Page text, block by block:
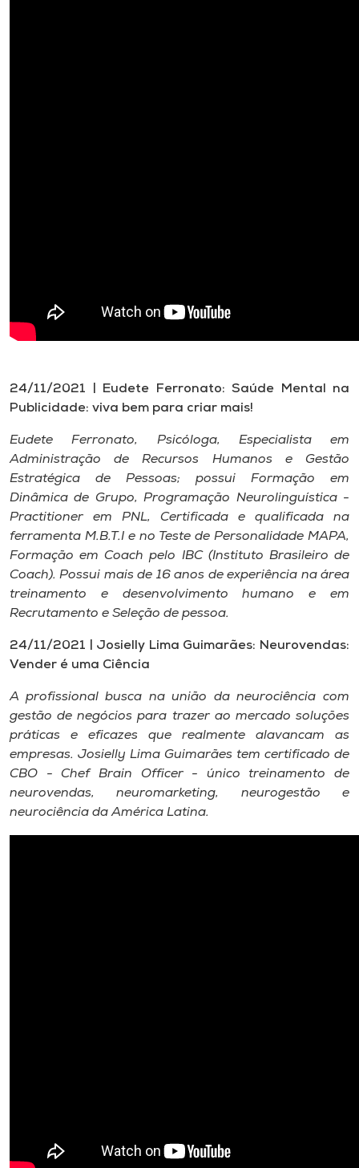
24/11/2021 | Eudete Ferronato: Saúde Mental na
Publicidade: viva bem para criar mais!
Eudete Ferronato, Psicóloga, Especialista em
Administração de Recursos Humanos e Gestão
Estratégica de Pessoas; possui Formação em
Dinâmica de Grupo, Programação Neurolinguística -
Practitioner em PNL, Certificada e qualificada na
ferramenta M.B.T.I e no Teste de Personalidade MAPA,
Formação em Coach pelo IBC (Instituto Brasileiro de
Coach). Possui mais de 16 anos de experiência na área
treinamento e desenvolvimento humano e em
Recrutamento e Seleção de pessoa.
24/11/2021 | Josielly Lima Guimarães: Neurovendas:
Vender é uma Ciência
A profissional busca na união da neurociência com
gestão de negócios para trazer ao mercado soluções
práticas e eficazes que realmente alavancam as
empresas. Josielly Lima Guimarães tem certificado de
CBO - Chef Brain Officer - único treinamento de
neurovendas, neuromarketing, neurogestão e
neurociência da América Latina.